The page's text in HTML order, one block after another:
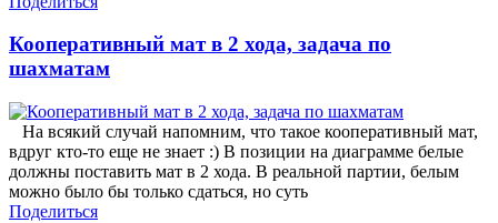
Кооперативный мат в 2 хода, задача по
шахматам
На всякий случай напомним, что такое кооперативный мат,
вдруг кто-то еще не знает :) В позиции на диаграмме белые
должны поставить мат в 2 хода. В реальной партии, белым
можно было бы только сдаться, но суть
Поделиться